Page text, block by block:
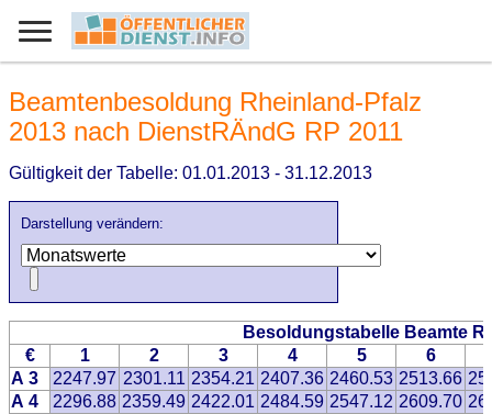
Darstellung verändern:
Beamtenbesoldung Rheinland-Pfalz
2013 nach DienstRÄndG RP 2011
Gültigkeit der Tabelle: 01.01.2013 - 31.12.2013
Besoldungstabelle Beamte
€
1 2 3 4 5
6
A 3
2247.97 2301.11 2354.21 2407.36 2460.53 2513.66
A 4
2296.88 2359.49 2422.01 2484.59 2547.12 2609.70